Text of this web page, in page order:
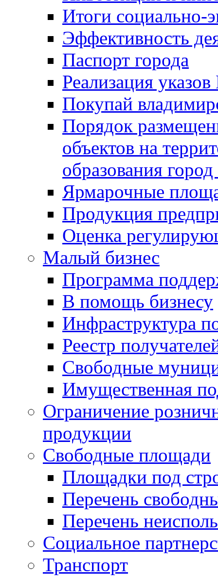
Итоги социально-
Эффективность
Паспорт города
Реализация
Покупай
Порядок
объектов на
образования
Ярмарочные
Продукция
Оценка
Малый бизнес
Программа
В помощь бизнесу
Инфраструктура
Реестр
Свободные
Имущественная
Ограничение
продукции
Свободные площади
Площадки под
Перечень
Перечень
Социальное
Транспорт